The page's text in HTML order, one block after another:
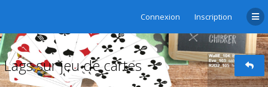
Connexion Inscription
Lags sur jeu de cartes